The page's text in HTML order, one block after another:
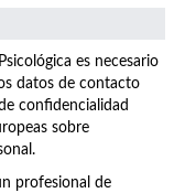
es necesario
datos de contacto
confidencialidad
sobre
profesional de